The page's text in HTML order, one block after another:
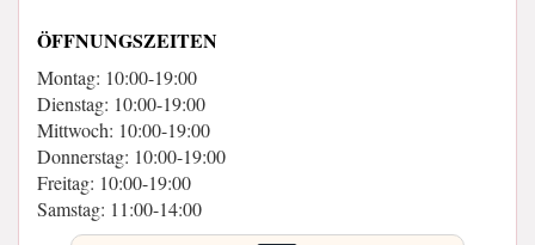
ÖFFNUNGSZEITEN
Montag: 10:00-19:00
Dienstag: 10:00-19:00
Mittwoch: 10:00-19:00
Donnerstag: 10:00-19:00
Freitag: 10:00-19:00
Samstag: 11:00-14:00